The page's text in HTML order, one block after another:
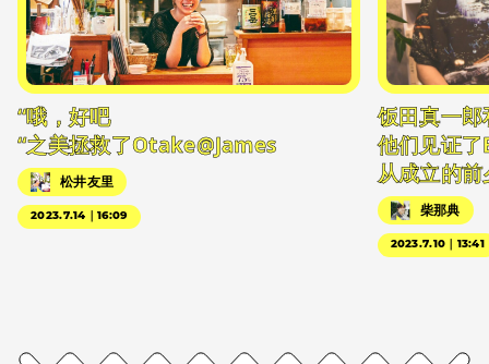
“哦，好吧
“之美拯救了Otake@James
松井友里
2023.7.14｜16:09
饭田真一
他们见证
从成立的
柴那典
2023.7.10｜13:41